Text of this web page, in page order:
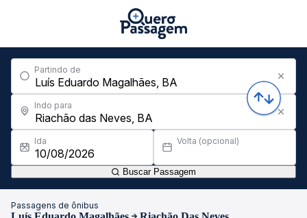
Partindo de
Indo para
Ida Volta (opcional)
Buscar Passagem
Passagens de ônibus